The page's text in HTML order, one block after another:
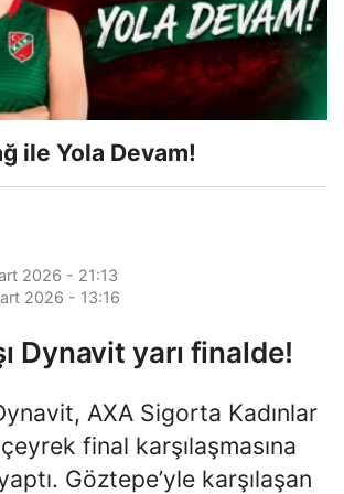
ile Yola Devam!
2026 - 21:13
2026 - 13:16
Dynavit yarı finalde!
AXA Sigorta Kadınlar
final karşılaşmasına
Göztepe’yle karşılaşan